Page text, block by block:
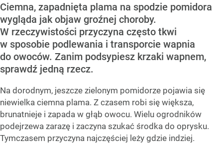
Ciemna, zapadnięta plama na spodzie pomidora
wygląda jak objaw groźnej choroby.
W rzeczywistości przyczyna często tkwi
w sposobie podlewania i transporcie wapnia
do owoców. Zanim podsypiesz krzaki wapnem,
sprawdź jedną rzecz.
Na dorodnym, jeszcze zielonym pomidorze pojawia się
niewielka ciemna plama. Z czasem robi się większa,
brunatnieje i zapada w głąb owocu. Wielu ogrodników
podejrzewa zarazę i zaczyna szukać środka do oprysku.
Tymczasem przyczyna najczęściej leży gdzie indziej.